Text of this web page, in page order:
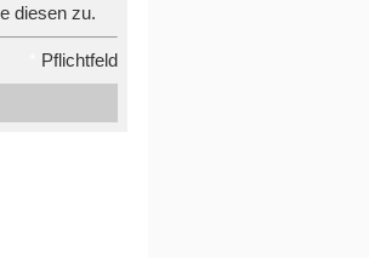
diesen zu.
Pflichtfeld